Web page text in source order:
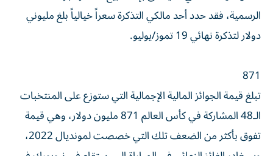
الرسمية، فقد حدد أحد مالكي التذكرة سعراً خيالياً بلغ مليوني
دولار لتذكرة نهائي 19 تموز/يوليو.
871
تبلغ قيمة الجوائز المالية الإجمالية التي ستوزع على المنتخبات
الـ48 المشاركة في كأس العالم 871 مليون دولار، وهي قيمة
تفوق بأكثر من الضعف تلك التي خصصت لمونديال 2022،